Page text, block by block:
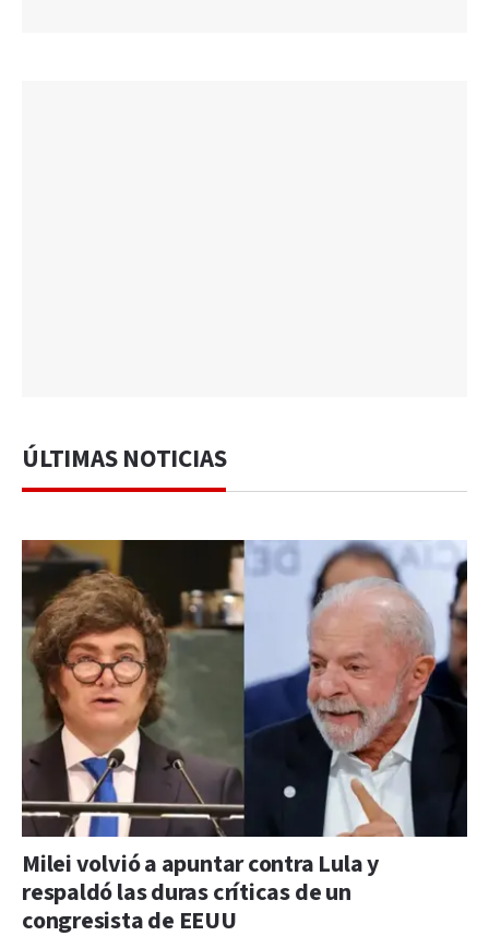
ÚLTIMAS NOTICIAS
Milei volvió a apuntar contra Lula y
respaldó las duras críticas de un
congresista de EEUU